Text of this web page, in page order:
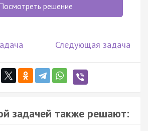
решение
Следующая задача
задачей также решают: